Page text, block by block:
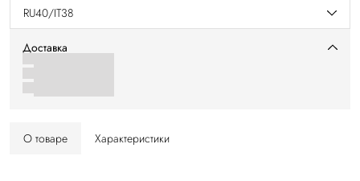
RU40/IT38
Доставка
О товаре Характеристики